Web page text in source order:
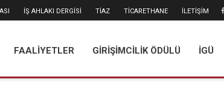
İŞ AHLAKI DERGİSİ TİAZ TİCARETHANE İLETİŞİM
FAALİYETLER GİRİŞİMCİLİK ÖDÜLÜ İGÜ